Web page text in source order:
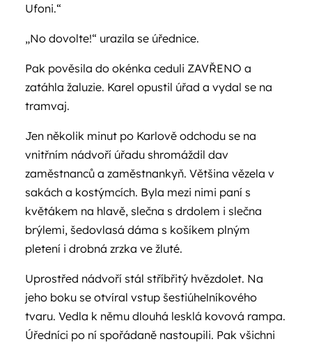
Ufoni.“
„No dovolte!“ urazila se úřednice.
Pak pověsila do okénka ceduli ZAVŘENO a
zatáhla žaluzie. Karel opustil úřad a vydal se na
tramvaj.
Jen několik minut po Karlově odchodu se na
vnitřním nádvoří úřadu shromáždil dav
zaměstnanců a zaměstnankyň. Většina vězela v
sakách a kostýmcích. Byla mezi nimi paní s
květákem na hlavě, slečna s drdolem i slečna
brýlemi, šedovlasá dáma s košíkem plným
pletení i drobná zrzka ve žluté.
Uprostřed nádvoří stál stříbřitý hvězdolet. Na
jeho boku se otvíral vstup šestiúhelníkového
tvaru. Vedla k němu dlouhá lesklá kovová rampa.
Úředníci po ní spořádaně nastoupili. Pak všichni